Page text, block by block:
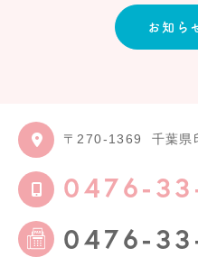
お知ら
〒270-1369 千葉県
0476-
0476-